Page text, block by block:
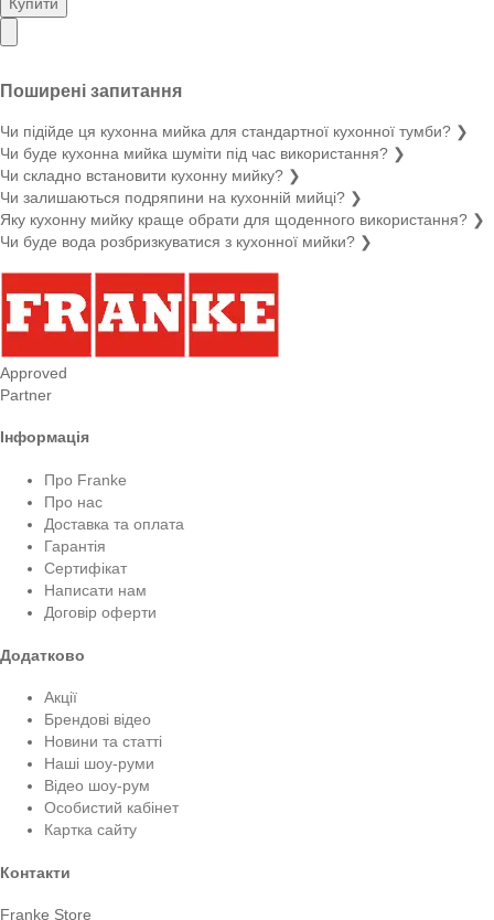
Купити
Поширені запитання
Чи підійде ця кухонна мийка для стандартної кухонної тумби? ❯
Чи буде кухонна мийка шуміти під час використання? ❯
Чи складно встановити кухонну мийку? ❯
Чи залишаються подряпини на кухонній мийці? ❯
Яку кухонну мийку краще обрати для щоденного використання? ❯
Чи буде вода розбризкуватися з кухонної мийки? ❯
Approved
Partner
Інформація
Про Franke
Про нас
Доставка та оплата
Гарантія
Сертифікат
Написати нам
Договір оферти
Додатково
Акції
Брендові відео
Новини та статті
Наші шоу-руми
Відео шоу-рум
Особистий кабінет
Картка сайту
Контакти
Franke Store